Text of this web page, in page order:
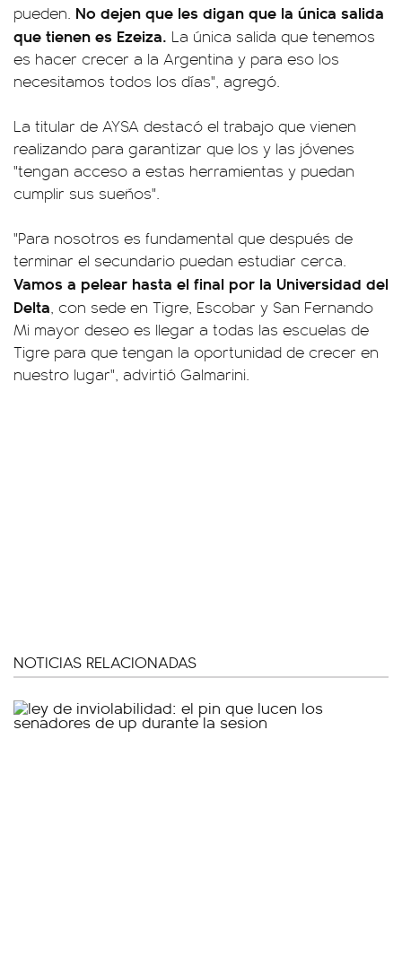
pueden. No dejen que les digan que la única salida
que tienen es Ezeiza. La única salida que tenemos
es hacer crecer a la Argentina y para eso los
necesitamos todos los días", agregó.
La titular de AYSA destacó el trabajo que vienen
realizando para garantizar que los y las jóvenes
"tengan acceso a estas herramientas y puedan
cumplir sus sueños".
"Para nosotros es fundamental que después de
terminar el secundario puedan estudiar cerca.
Vamos a pelear hasta el final por la Universidad del
Delta, con sede en Tigre, Escobar y San Fernando
Mi mayor deseo es llegar a todas las escuelas de
Tigre para que tengan la oportunidad de crecer en
nuestro lugar", advirtió Galmarini.
NOTICIAS RELACIONADAS